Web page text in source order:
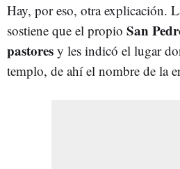
Hay, por eso, otra explicación.
sostiene que el propio San
pastores y les indicó el lugar
templo, de ahí el nombre de la